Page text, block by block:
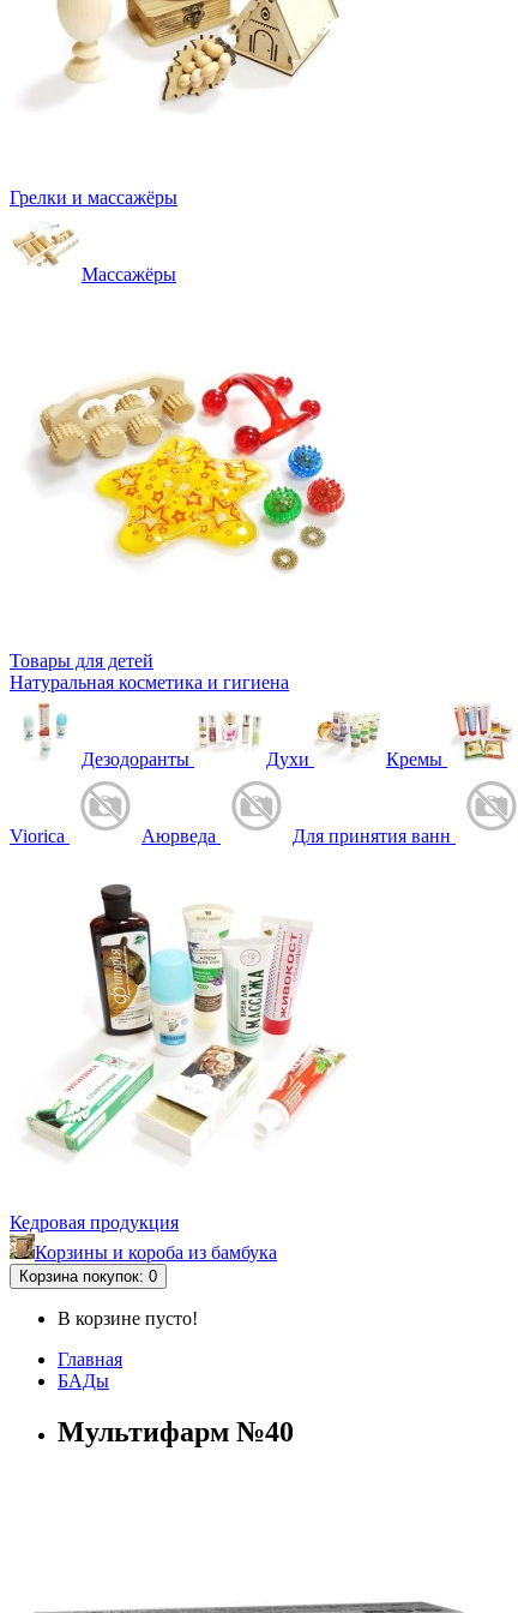
Грелки и массажёры
Массажёры
Товары для детей
Натуральная косметика и гигиена
Дезодоранты Духи Кремы
Viorica Аюрведа Для принятия ванн
Кедровая продукция
Корзины и короба из бамбука
Корзинапокупок: 0
В корзине пусто!
Главная
БАДы
Мультифарм №40